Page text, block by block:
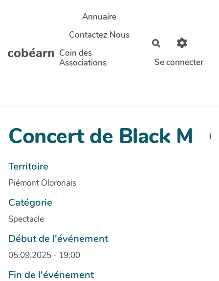
Aller au contenu principal
cobéarn
Annuaire
Contactez Nous
Coin des
Associations
Rechercher
Se connecter
Concert de Black M
Territoire
Piémont Oloronais
Catégorie
Spectacle
Début de l'événement
05.09.2025 - 19:00
Fin de l'événement